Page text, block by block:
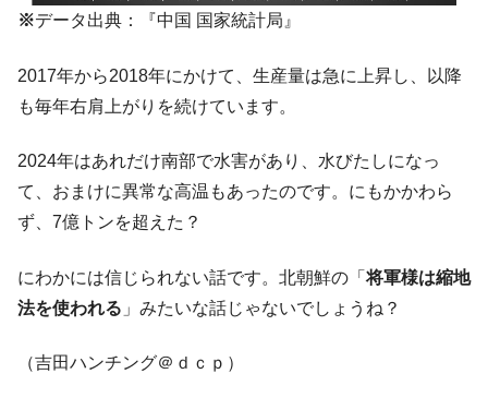
い「50.5％」に上昇
た ⇒ 国家が行った恐るべき株価操作であり、空前の国政壟
断
動」
『Money1』
中国だけが鉄鋼輸出を異常増加させる ⇒ 中
国の過剰生産が世界を蝕む。
種は全般的「不調」⇒ PSIが示す現況は決して良くない。
『Money1』
【米韓激突案件】韓国消費者院が『クーパ
『Money1』 韓国で猛暑。南東部では干ばつ
※データ出典：『中国 国家統計局』
2017年から2018年にかけて、生産量は急に上昇し、以降
も毎年右肩上がりを続けています。
2024年はあれだけ南部で水害があり、水びたしになっ
て、おまけに異常な高温もあったのです。にもかかわら
ず、7億トンを超えた？
にわかには信じられない話です。北朝鮮の「将軍様は縮地
法を使われる 」みたいな話じゃないでしょうね？
（吉田ハンチング＠ｄｃｐ）